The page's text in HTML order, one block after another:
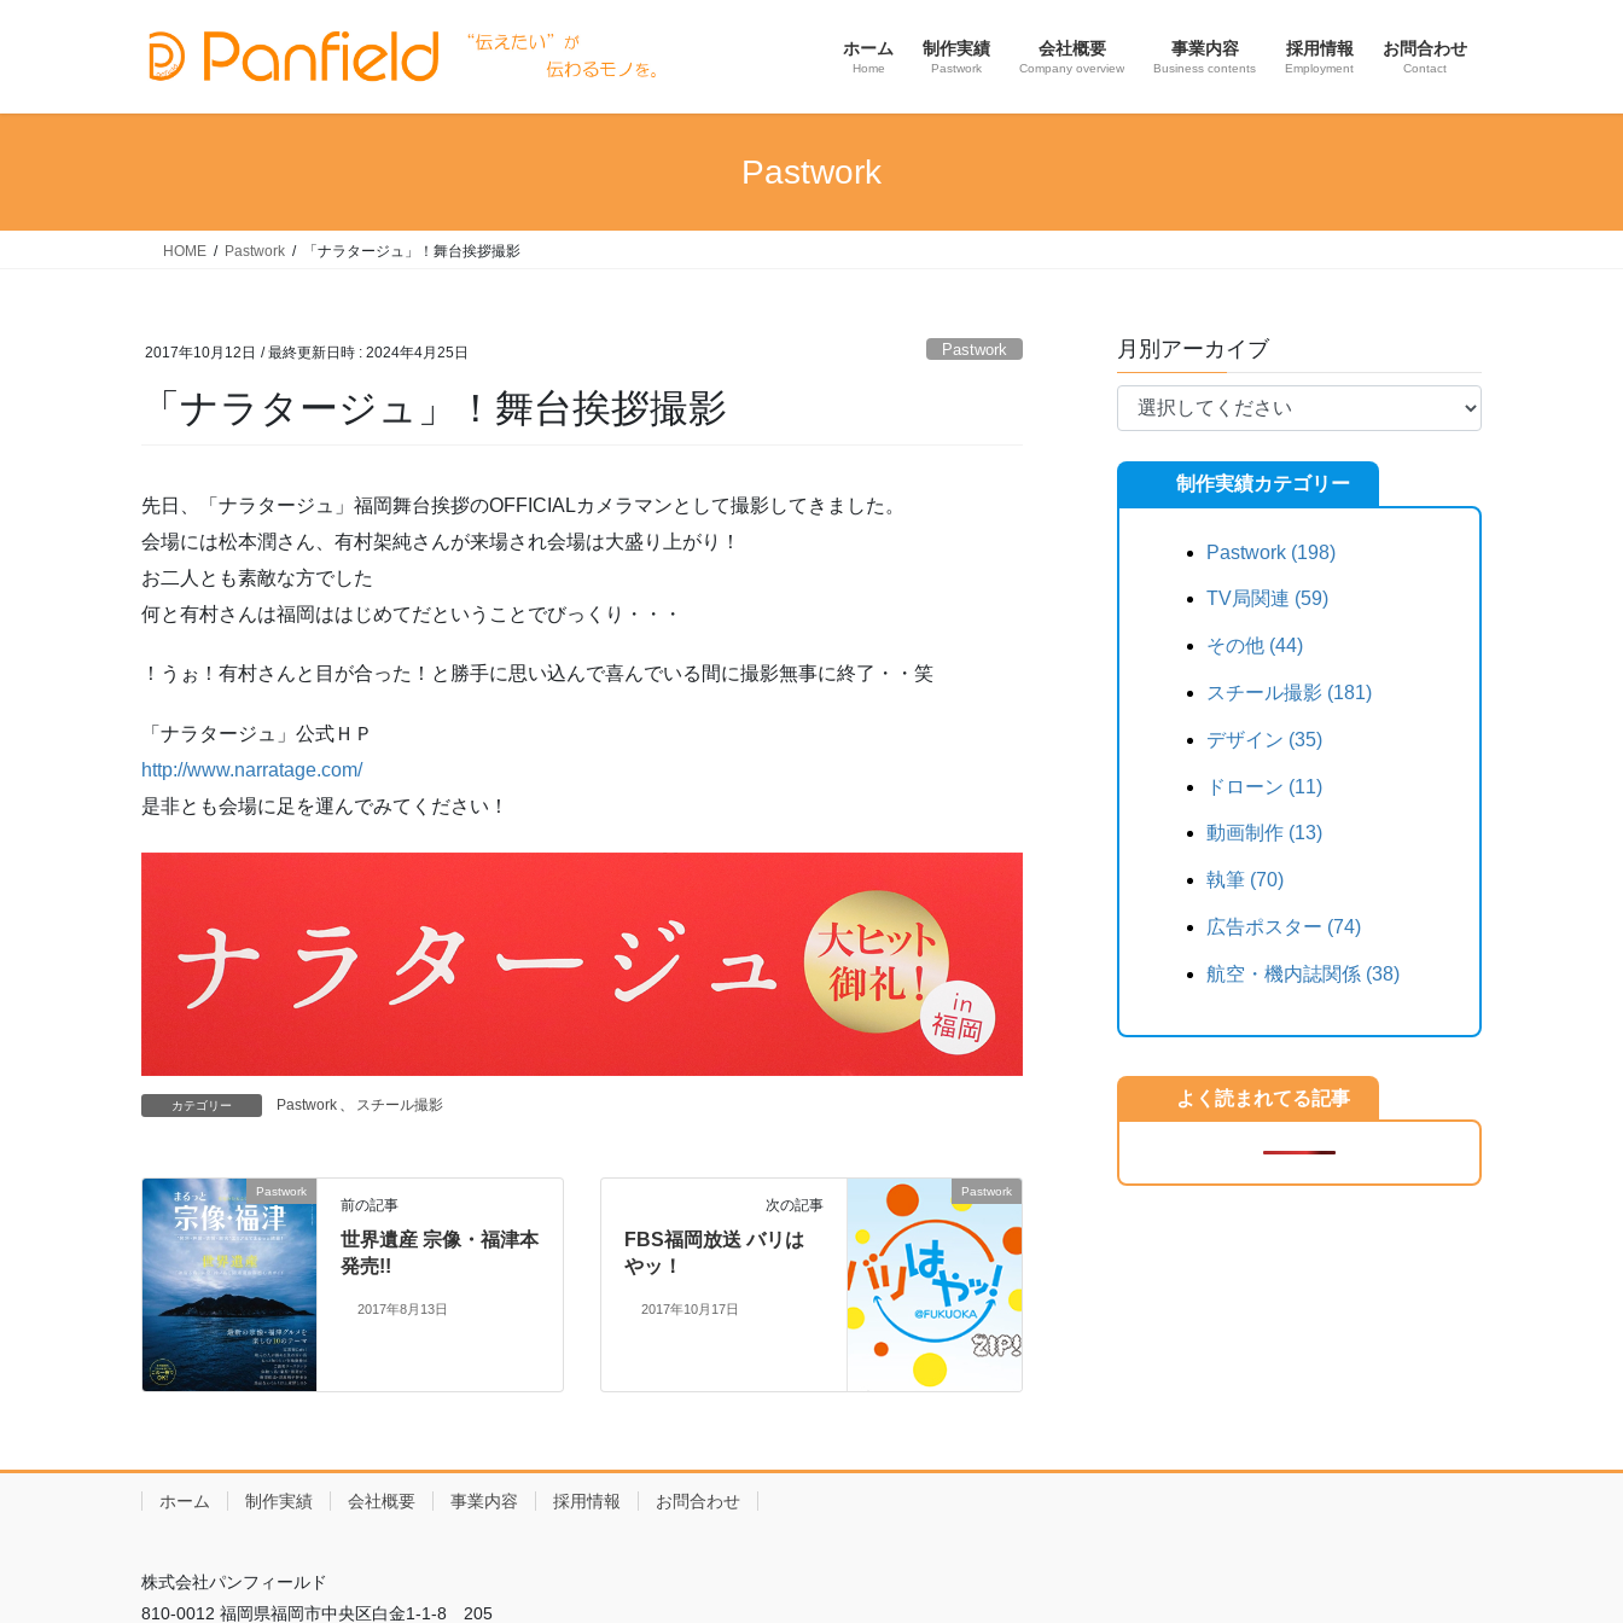
ホーム
Home
制作実績
Pastwork
会社概要
Company overview
事業内容
Business contents
採用情報
Employment
お問合わせ
Contact
Pastwork
HOME Pastwork 「ナラタージュ」！舞台挨拶撮影
2017年10月12日 / 最終更新日時 : 2024年4月25日 Pastwork
「ナラタージュ」！舞台挨拶撮影
先日、「ナラタージュ」福岡舞台挨拶のOFFICIALカメラマンとして撮影してきました。
会場には松本潤さん、有村架純さんが来場され会場は大盛り上がり！
お二人とも素敵な方でした
何と有村さんは福岡ははじめてだということでびっくり・・・
！うぉ！有村さんと目が合った！と勝手に思い込んで喜んでいる間に撮影無事に終了・・笑
「ナラタージュ」公式ＨＰ
http://www.narratage.com/
是非とも会場に足を運んでみてください！
カテゴリー Pastwork スチール撮影
Pastwork
前の記事
世界遺産 宗像・福津本
発売!!
2017年8月13日
Pastwork
次の記事
FBS福岡放送 バリは
やッ！
2017年10月17日
月別アーカイブ
制作実績カテゴリー
Pastwork (198)
TV局関連 (59)
その他 (44)
スチール撮影 (181)
デザイン (35)
ドローン (11)
動画制作 (13)
執筆 (70)
広告ポスター (74)
航空・機内誌関係 (38)
よく読まれてる記事
ホーム 制作実績 会社概要 事業内容 採用情報 お問合わせ
株式会社パンフィールド
810-0012 福岡県福岡市中央区白金1-1-8 205